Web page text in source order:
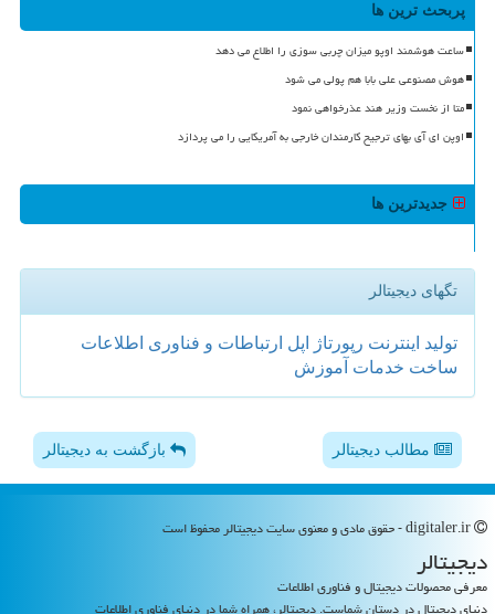
پربحث ترین ها
ساعت هوشمند اوپو میزان چربی سوزی را اطلاع می دهد
هوش مصنوعی علی بابا هم پولی می شود
متا از نخست وزیر هند عذرخواهی نمود
اوپن ای آی بهای ترجیح کارمندان خارجی به آمریکایی را می پردازد
جدیدترین ها
تگهای دیجیتالر
تولید اینترنت رپورتاژ اپل ارتباطات و فناوری اطلاعات
ساخت خدمات آموزش
مطالب دیجیتالر بازگشت به دیجیتالر
دیجیتالر
معرفی محصولات دیجیتال و فناوری اطلاعات
دنیای دیجیتال در دستان شماست. دیجیتالر، همراه شما در دنیای فناوری اطلاعات